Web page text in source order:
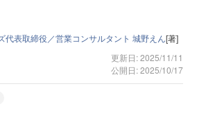
代表取締役／営業コンサルタント 城野えん[著]
更新日: 2025/11/11
公開日: 2025/10/17